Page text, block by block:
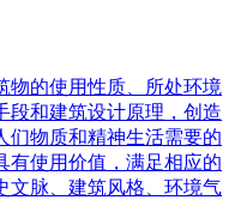
的使用性质、所处环境
段和建筑设计原理，创造
们物质和精神生活需要的
有使用价值，满足相应的
文脉、建筑风格、环境气